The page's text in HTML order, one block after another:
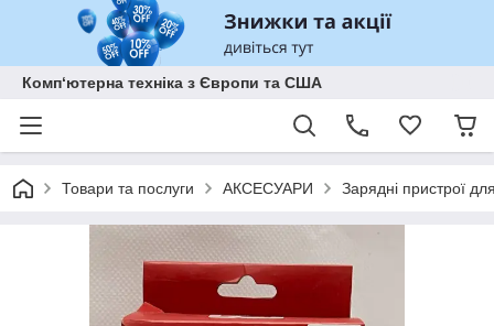
Комп‘ютерна техніка з Європи та США
Товари та послуги АКСЕСУАРИ Зарядні пристрої